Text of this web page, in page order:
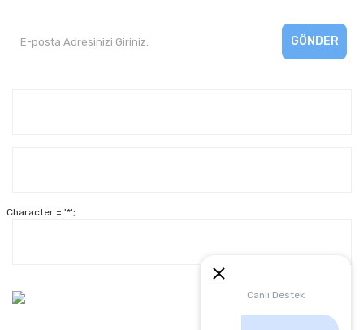
Canlı Destek
GÖNDER
Character = '*';